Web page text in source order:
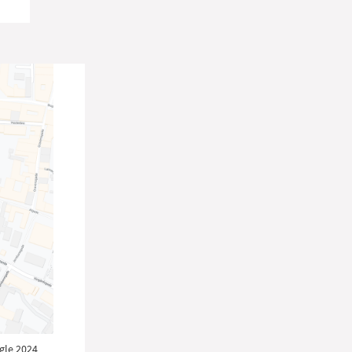
2024